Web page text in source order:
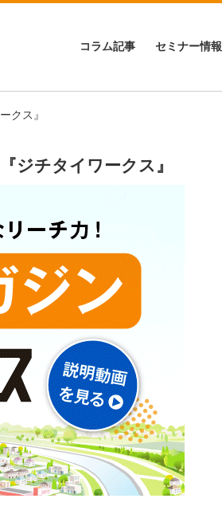
コラム記事 セミナー情報
クス』
ジチタイワークス』